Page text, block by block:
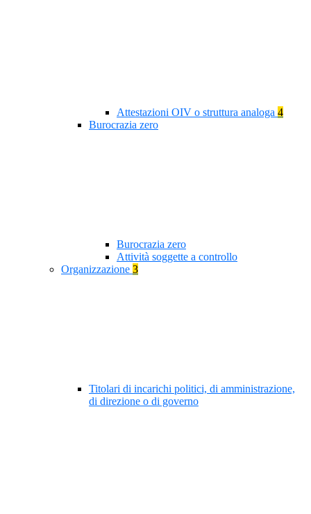
Attestazioni OIV o struttura analoga 4
Burocrazia zero
Burocrazia zero
Attività soggette a controllo
Organizzazione 3
Titolari di incarichi politici, di amministrazione,
di direzione o di governo